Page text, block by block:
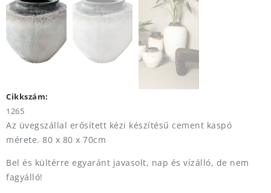
Cikkszám:
1265
Az üvegszállal erősített kézi készítésű cement kaspó
mérete. 80 x 80 x 70cm
Bel és kültérre egyaránt javasolt, nap és vízálló, de nem
fagyálló!